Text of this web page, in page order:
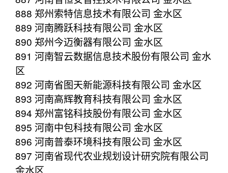
888 郑州索特信息技术有限公司 金水区
889 河南腾跃科技有限公司 金水区
890 郑州今迈衡器有限公司 金水区
891 河南智云数据信息技术股份有限公司 金水
区
892 河南省图天新能源科技有限公司 金水区
893 河南高辉教育科技有限公司 金水区
894 郑州富铭科技股份有限公司 金水区
895 河南中包科技有限公司 金水区
896 河南普泰环境科技有限公司 金水区
897 河南省现代农业规划设计研究院有限公司
金水区